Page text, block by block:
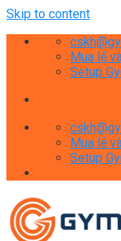
Skip to content
Mua lẻ
Setup
Mua lẻ
Setup